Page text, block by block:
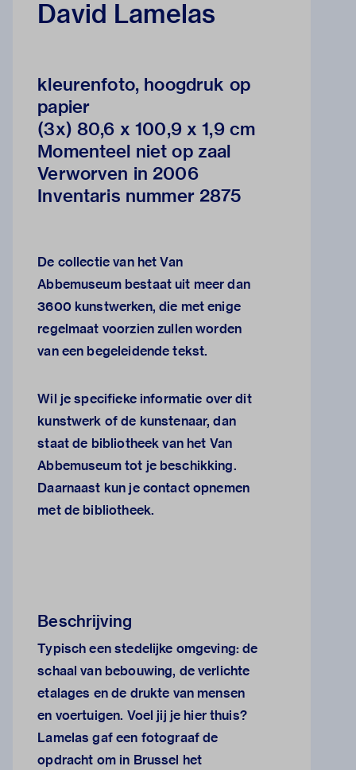
David Lamelas
kleurenfoto, hoogdruk op
papier
(3x) 80,6 x 100,9 x 1,9 cm
Momenteel niet op zaal
Verworven in 2006
Inventaris nummer 2875
De collectie van het Van
Abbemuseum bestaat uit meer dan
3600 kunstwerken, die met enige
regelmaat voorzien zullen worden
van een begeleidende tekst.
Wil je specifieke informatie over dit
kunstwerk of de kunstenaar, dan
staat de bibliotheek van het Van
Abbemuseumtot je beschikking.
Daarnaast kun jecontact opnemen
met de bibliotheek.
Beschrijving
Typisch een stedelijke omgeving: de
schaal van bebouwing, de verlichte
etalages en de drukte van mensen
en voertuigen. Voel jij je hier thuis?
Lamelas gaf een fotograaf de
opdracht om in Brussel het